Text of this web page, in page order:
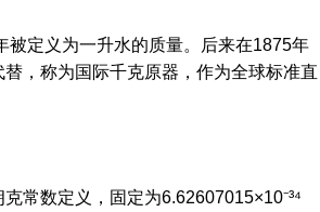
被定义为一升水的质量。后来在1875年
，称为国际千克原器，作为全球标准直
常数定义，固定为6.62607015×10⁻³⁴